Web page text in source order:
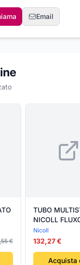
Email
€
TUBO
NICOLL
NUDO- 26 X 3-
NICOL- metri
Nicoll
132,27 €
Acquista